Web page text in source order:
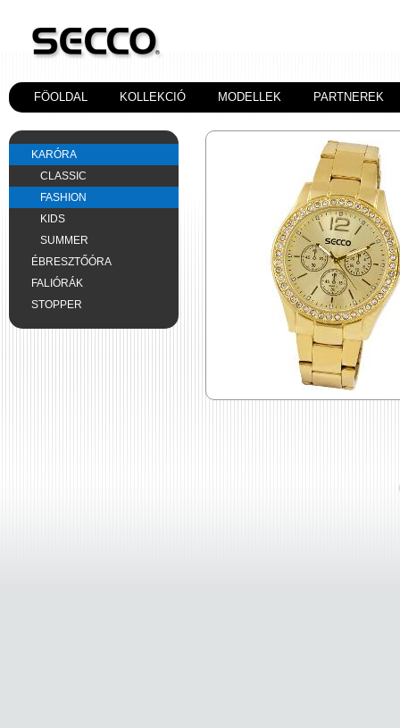
FÖOLDAL KOLLEKCIÓ MODELLEK PARTNEREK
KARÓRA
CLASSIC
FASHION
KIDS
SUMMER
ÉBRESZTŐÓRA
FALIÓRÁK
STOPPER